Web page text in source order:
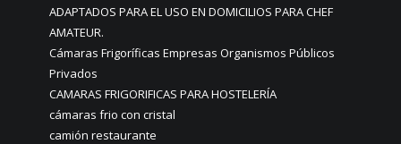
ADAPTADOS PARA EL USO EN DOMICILIOS PARA CHEF
AMATEUR.
Cámaras Frigoríficas Empresas Organismos Públicos
Privados
CAMARAS FRIGORIFICAS PARA HOSTELERÍA
cámaras frio con cristal
camión restaurante